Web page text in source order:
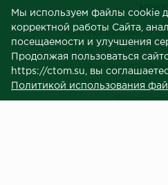
МЕНЮ
Политика обработки
Согласие на обработку
Публичная
Мы используем файлы cookie
корректной работы Сайта,
посещаемости и улучшения
Продолжая пользоваться
https://ctom.su, вы
Политикой использования